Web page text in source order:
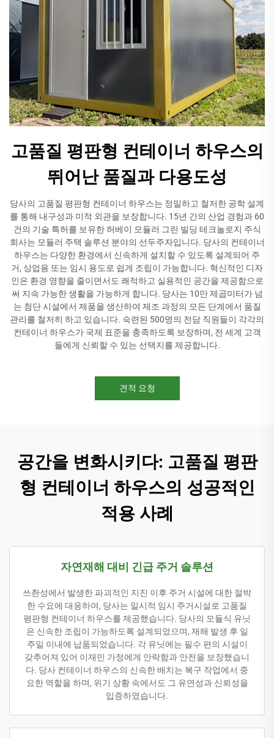
고품질 평판형 컨테이너 하우스의
뛰어난 품질과 다용도성
당사의 고품질 평판형 컨테이너 하우스는 정밀하고 철저한 공학 설계
를 통해 내구성과 미적 외관을 보장합니다. 15년 간의 산업 경험과 60
건의 기술 특허를 보유한 허베이 모듈러 그린 빌딩 테크놀로지 주식
회사는 모듈러 주택 솔루션 분야의 선두주자입니다. 당사의 컨테이너
하우스는 다양한 환경에서 신속하게 설치할 수 있도록 설계되어 주
거, 상업용 또는 임시 용도로 쉽게 조립이 가능합니다. 혁신적인 디자
인은 환경 영향을 줄이면서도 쾌적하고 실용적인 공간을 제공함으로
써 지속 가능한 생활을 가능하게 합니다. 당사는 10만 제곱미터가 넘
는 첨단 시설에서 제품을 생산하여 제조 과정의 모든 단계에서 품질
관리를 철저히 하고 있습니다. 숙련된 500명의 전담 직원들이 각각의
컨테이너 하우스가 국제 표준을 충족하도록 보장하며, 전 세계 고객
들에게 신뢰할 수 있는 선택지를 제공합니다.
견적 요청
공간을 변화시키다: 고품질 평판
형 컨테이너 하우스의 성공적인
적용 사례
자연재해 대비 긴급 주거 솔루션
쓰촨성에서 발생한 파괴적인 지진 이후 주거 시설에 대한 절박
한 수요에 대응하여, 당사는 일시적 임시 주거시설로 고품질
평판형 컨테이너 하우스를 제공했습니다. 당사의 모듈식 유닛
은 신속한 조립이 가능하도록 설계되었으며, 재해 발생 후 일
주일 이내에 납품되었습니다. 각 유닛에는 필수 편의 시설이
갖추어져 있어 이재민 가정에게 안락함과 안전을 보장했습니
다. 당사 컨테이너 하우스의 신속한 배치는 복구 작업에서 중
요한 역할을 하며, 위기 상황 속에서도 그 유연성과 신뢰성을
입증하였습니다.